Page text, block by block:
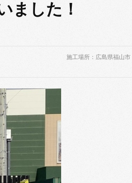
ました！
施工場所：広島県福山市